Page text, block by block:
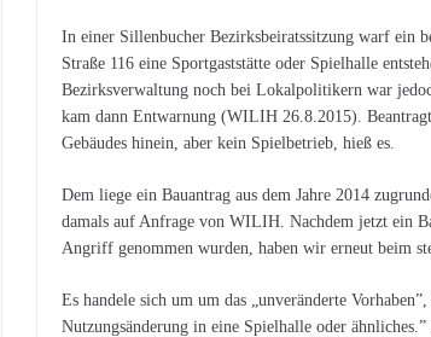
In einer Sillenbucher Bezirksbeiratssitzung warf ein
Straße 116 eine Sportgaststätte oder Spielhalle
Bezirksverwaltung noch bei Lokalpolitikern war
kam dann Entwarnung (WILIH 26.8.2015).
Gebäudes hinein, aber kein Spielbetrieb, hieß es.
Dem liege ein Bauantrag aus dem Jahre 2014
damals auf Anfrage von WILIH. Nachdem jetzt ein
Angriff genommen wurden, haben wir erneut beim
Es handele sich um um das „unveränderte
Nutzungsänderung in eine Spielhalle oder